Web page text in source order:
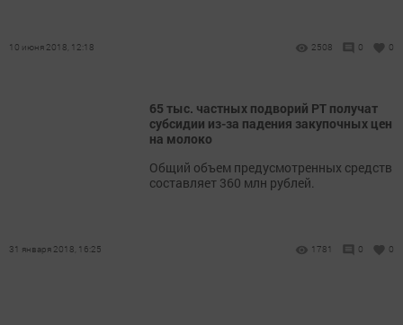
10 июня 2018, 12:18 2508 0 0
65 тыс. частных подворий РТ получат
субсидии из-за падения закупочных цен
на молоко
Общий объем предусмотренных средств
составляет 360 млн рублей.
31 января 2018, 16:25 1781 0 0